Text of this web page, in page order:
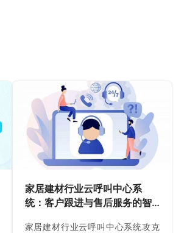
家居建材行业云呼叫中心系
统：客户跟进与售后服务的智
家居建材行业云呼叫中心系统攻克